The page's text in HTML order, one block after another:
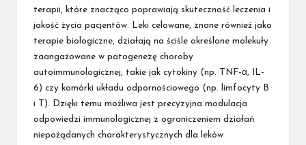
terapii, które znacząco poprawiają skuteczność leczenia i
jakość życia pacjentów. Leki celowane, znane również jako
terapie biologiczne, działają na ściśle określone molekuły
zaangażowane w patogenezę choroby
autoimmunologicznej, takie jak cytokiny (np. TNF-α, IL-
6) czy komórki układu odpornościowego (np. limfocyty B
i T). Dzięki temu możliwa jest precyzyjna modulacja
odpowiedzi immunologicznej z ograniczeniem działań
niepożądanych charakterystycznych dla leków